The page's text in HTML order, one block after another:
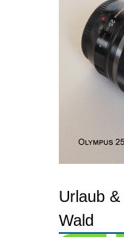
Urlaub
Wald